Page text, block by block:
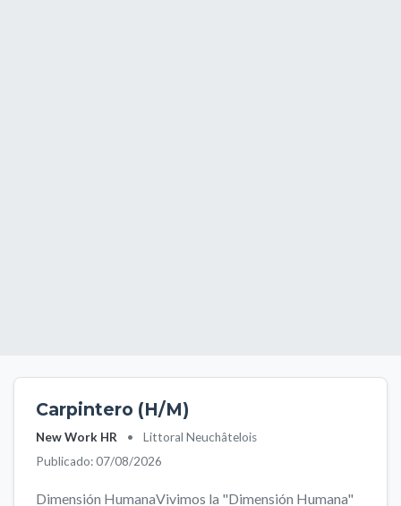
Carpintero (H/M)
New Work HR •
Littoral Neuchâtelois
Publicado: 07/08/2026
Dimensión HumanaVivimos la "Dimensión Humana"